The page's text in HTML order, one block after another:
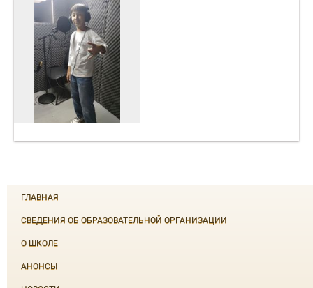
ГЛАВНАЯ
СВЕДЕНИЯ ОБ ОБРАЗОВАТЕЛЬНОЙ ОРГАНИЗАЦИИ
О ШКОЛЕ
АНОНСЫ